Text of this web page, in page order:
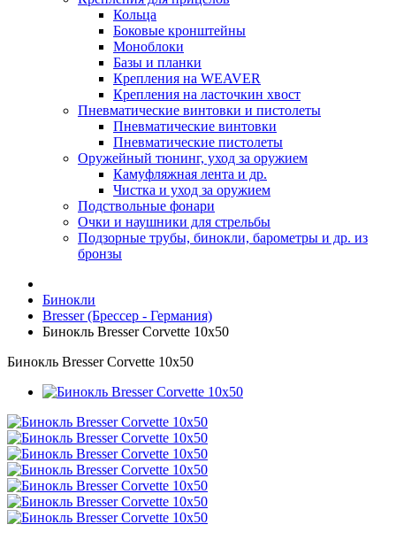
Кольца
Боковые кронштейны
Моноблоки
Базы и планки
Крепления на WEAVER
Крепления на ласточкин хвост
Пневматические винтовки и пистолеты
Пневматические винтовки
Пневматические пистолеты
Оружейный тюнинг, уход за оружием
Камуфляжная лента и др.
Чистка и уход за оружием
Подствольные фонари
Очки и наушники для стрельбы
Подзорные трубы, бинокли, барометры и др. из
бронзы
Бинокли
Bresser (Брессер - Германия)
Бинокль Bresser Corvette 10x50
Бинокль Bresser Corvette 10x50